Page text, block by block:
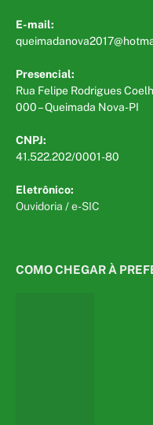
E-mail:
Presencial:
Rua Felipe Rodrigues
000 – Queimada Nova-PI
CNPJ:
41.522.202/0001-80
Eletrônico:
Ouvidoria /e-SIC
COMO CHEGAR À